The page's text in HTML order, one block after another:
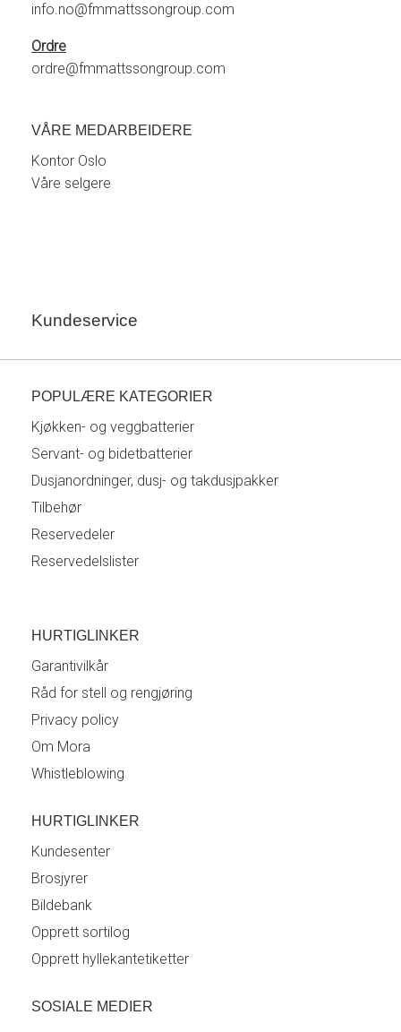
info.no@fmmattssongroup.com
Ordre
ordre@fmmattssongroup.com
VÅRE MEDARBEIDERE
Kontor Oslo
Våre selgere
Kundeservice
POPULÆRE KATEGORIER
Kjøkken- og veggbatterier
Servant- og bidetbatterier
Dusjanordninger, dusj- og takdusjpakker
Tilbehør
Reservedeler
Reservedelslister
HURTIGLINKER
Garantivilkår
Råd for stell og rengjøring
Privacy policy
Om Mora
Whistleblowing
HURTIGLINKER
Kundesenter
Brosjyrer
Bildebank
Opprett sortilog
Opprett hyllekantetiketter
SOSIALE MEDIER